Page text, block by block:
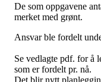
De som oppgavene
merket med grønt.
Ansvar ble fordelt
Se vedlagte pdf. for å
som er fordelt pr. nå.
Det blir nytt